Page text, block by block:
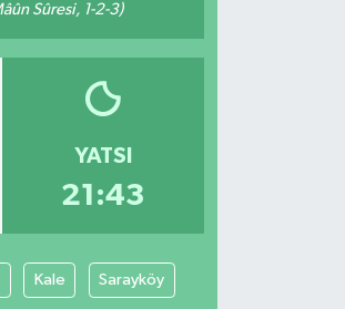
Sûresi, 1-2-3)
YATSI
21:43
Kale Sarayköy